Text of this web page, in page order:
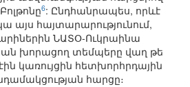
6: Ընդհանրապես, որևէ
այս հայտարարությունում,
ՆԱՏՕ-Ուկրաինա
խորացող տեմպերը վաղ թե
կառույցին հետխորհրդային
հարցը։